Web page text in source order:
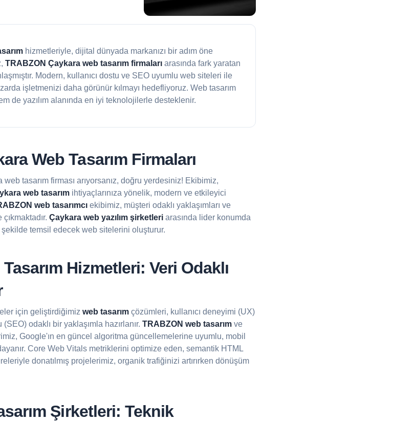
hizmetleriyle, dijital dünyada markanızı bir adım öne
TRABZON Çaykara web tasarım firmalarıarasında fark yaratan
Modern, kullanıcı dostu ve SEO uyumlu web siteleri ile
işletmenizi daha görünür kılmayı hedefliyoruz. Web tasarım
de yazılım alanında en iyi teknolojilerle desteklenir.
Web Tasarım Firmaları
web tasarım firması arıyorsanız, doğru yerdesiniz! Ekibimiz,
web tasarımihtiyaçlarınıza yönelik, modern ve etkileyici
web tasarımcıekibimiz, müşteri odaklı yaklaşımları ve
Çaykara web yazılım şirketleriarasında lider konumda
temsil edecek web sitelerini oluşturur.
Hizmetleri: Veri Odaklı
için geliştirdiğimiz web tasarımçözümleri, kullanıcı deneyimi (UX)
odaklı bir yaklaşımla hazırlanır. TRABZON web tasarımve
Google'ın en güncel algoritma güncellemelerine uyumlu, mobil
Core Web Vitals metriklerini optimize eden, semantik HTML
donatılmış projelerimiz, organik trafiğinizi artırırken dönüşüm
Şirketleri: Teknik